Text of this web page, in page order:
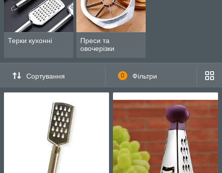
Терки кухонні
Преси та
овочерізки
Сортування 0 Фільтри